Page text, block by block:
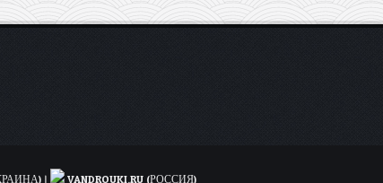
| VANDROUKI.RU (РОССИЯ)